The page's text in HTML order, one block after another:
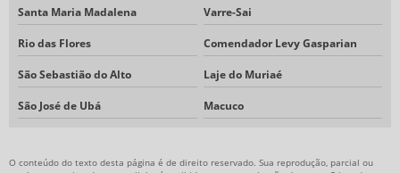
Santa Maria Madalena Varre-Sai
Rio das Flores Comendador Levy Gasparian
São Sebastião do Alto Laje do Muriaé
São José de Ubá Macuco
O conteúdo do texto desta página é de direito reservado. Sua reprodução, parcial ou